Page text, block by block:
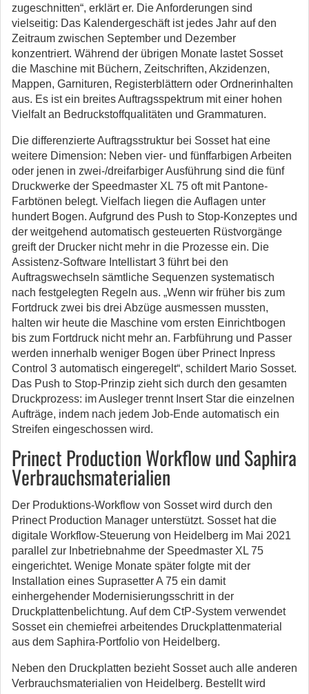
zugeschnitten“, erklärt er. Die Anforderungen sind
vielseitig: Das Kalendergeschäft ist jedes Jahr auf den
Zeitraum zwischen September und Dezember
konzentriert. Während der übrigen Monate lastet Sosset
die Maschine mit Büchern, Zeitschriften, Akzidenzen,
Mappen, Garnituren, Registerblättern oder Ordnerinhalten
aus. Es ist ein breites Auftragsspektrum mit einer hohen
Vielfalt an Bedruckstoffqualitäten und Grammaturen.
Die differenzierte Auftragsstruktur bei Sosset hat eine
weitere Dimension: Neben vier- und fünffarbigen Arbeiten
oder jenen in zwei-/dreifarbiger Ausführung sind die fünf
Druckwerke der Speedmaster XL 75 oft mit Pantone-
Farbtönen belegt. Vielfach liegen die Auflagen unter
hundert Bogen. Aufgrund des Push to Stop-Konzeptes und
der weitgehend automatisch gesteuerten Rüstvorgänge
greift der Drucker nicht mehr in die Prozesse ein. Die
Assistenz-Software Intellistart 3 führt bei den
Auftragswechseln sämtliche Sequenzen systematisch
nach festgelegten Regeln aus. „Wenn wir früher bis zum
Fortdruck zwei bis drei Abzüge ausmessen mussten,
halten wir heute die Maschine vom ersten Einrichtbogen
bis zum Fortdruck nicht mehr an. Farbführung und Passer
werden innerhalb weniger Bogen über Prinect Inpress
Control 3 automatisch eingeregelt“, schildert Mario Sosset.
Das Push to Stop-Prinzip zieht sich durch den gesamten
Druckprozess: im Ausleger trennt Insert Star die einzelnen
Aufträge, indem nach jedem Job-Ende automatisch ein
Streifen eingeschossen wird.
Prinect Production Workflow und Saphira
Verbrauchsmaterialien
Der Produktions-Workflow von Sosset wird durch den
Prinect Production Manager unterstützt. Sosset hat die
digitale Workflow-Steuerung von Heidelberg im Mai 2021
parallel zur Inbetriebnahme der Speedmaster XL 75
eingerichtet. Wenige Monate später folgte mit der
Installation eines Suprasetter A 75 ein damit
einhergehender Modernisierungsschritt in der
Druckplattenbelichtung. Auf dem CtP-System verwendet
Sosset ein chemiefrei arbeitendes Druckplattenmaterial
aus dem Saphira-Portfolio von Heidelberg.
Neben den Druckplatten bezieht Sosset auch alle anderen
Verbrauchsmaterialien von Heidelberg. Bestellt wird